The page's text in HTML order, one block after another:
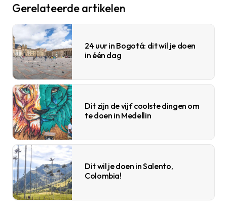
Gerelateerde artikelen
24 uur in Bogotá: dit wil je doen
in één dag
Dit zijn de vijf coolste dingen om
te doen in Medellin
Dit wil je doen in Salento,
Colombia!